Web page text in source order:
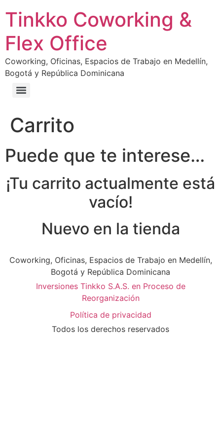
Tinkko Coworking &
Flex Office
Coworking, Oficinas, Espacios de Trabajo en Medellín,
Bogotá y República Dominicana
Carrito
Puede que te interese…
¡Tu carrito actualmente está
vacío!
Nuevo en la tienda
Coworking, Oficinas, Espacios de Trabajo en Medellín,
Bogotá y República Dominicana
Inversiones Tinkko S.A.S. en Proceso de
Reorganización
Política de privacidad
Todos los derechos reservados